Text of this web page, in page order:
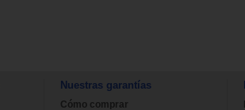
Nuestras garantías
Cómo comprar